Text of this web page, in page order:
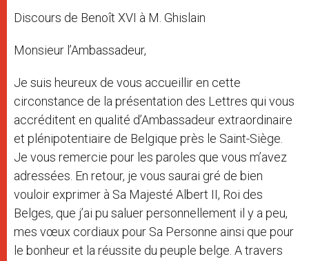
Discours de Benoît XVI à M. Ghislain
Monsieur l’Ambassadeur,
Je suis heureux de vous accueillir en cette
circonstance de la présentation des Lettres qui vous
accréditent en qualité d’Ambassadeur extraordinaire
et plénipotentiaire de Belgique près le Saint-Siège.
Je vous remercie pour les paroles que vous m’avez
adressées. En retour, je vous saurai gré de bien
vouloir exprimer à Sa Majesté Albert II, Roi des
Belges, que j’ai pu saluer personnellement il y a peu,
mes vœux cordiaux pour Sa Personne ainsi que pour
le bonheur et la réussite du peuple belge. A travers